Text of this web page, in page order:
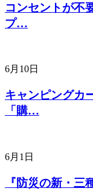
コンセントが不
プ…
6月10日
キャンピングカ
「購…
6月1日
『防災の新・三